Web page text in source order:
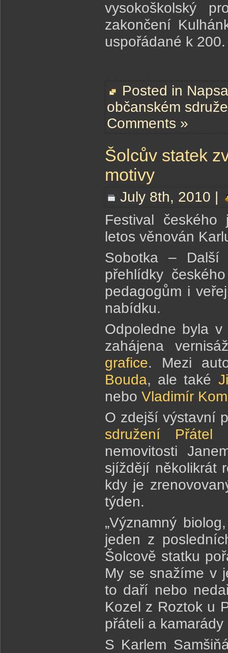
vysokoškolský
zakončení
uspořádané k
Posted in
občanském
Comments »
Šolcův statek
motivy
July 8th, 2010 |
Festival
letos věnován
Sobotka – Další
přehlídky
pedagogům i
nabídku.
Odpoledne byla
zahájena
grafice. Mezi
Bouda, ale také
nebo Vladimír
O zdejší výstavní
sdružení Přátel
nemovitosti
sjíždějí několikrát
kdy je
týden.
„Významný
jeden z
Šolcově statku
My se snažíme v
to daří nebo
Kozel z Roztok u
přáteli a
S Karlem